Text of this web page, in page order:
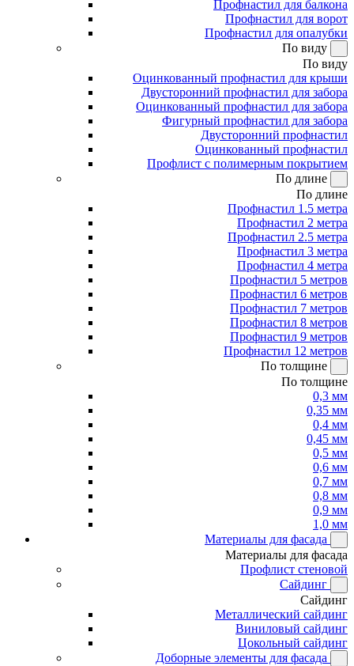
Профнастил для балкона
Профнастил для ворот
Профнастил для опалубки
По виду
По виду
Оцинкованный профнастил для крыши
Двусторонний профнастил для забора
Оцинкованный профнастил для забора
Фигурный профнастил для забора
Двусторонний профнастил
Оцинкованный профнастил
Профлист с полимерным покрытием
По длине
По длине
Профнастил 1.5 метра
Профнастил 2 метра
Профнастил 2.5 метра
Профнастил 3 метра
Профнастил 4 метра
Профнастил 5 метров
Профнастил 6 метров
Профнастил 7 метров
Профнастил 8 метров
Профнастил 9 метров
Профнастил 12 метров
По толщине
По толщине
0,3 мм
0,35 мм
0,4 мм
0,45 мм
0,5 мм
0,6 мм
0,7 мм
0,8 мм
0,9 мм
1,0 мм
Материалы для фасада
Материалы для фасада
Профлист стеновой
Сайдинг
Сайдинг
Металлический сайдинг
Виниловый сайдинг
Цокольный сайдинг
Доборные элементы для фасада